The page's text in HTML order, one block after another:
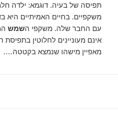
תפיסה של בעיה. דוגמא: ילדה
משקפיים. בחיים האמיתיים היא
עם החבר שלה. משקפי השמש
אינם מעוניינים לחלוטין
מאפיין מישהו שנמצא בקטטה….